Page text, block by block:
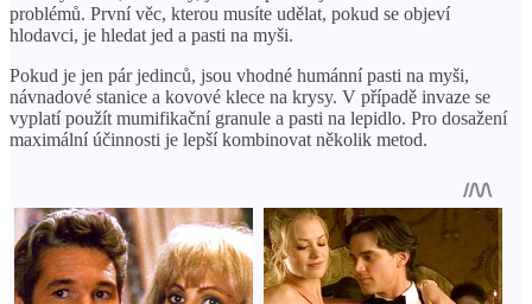
problémů. První věc, kterou musíte udělat, pokud se objeví
hlodavci, je hledat jed a pasti na myši.
Pokud je jen pár jedinců, jsou vhodné humánní pasti na myši,
návnadové stanice a kovové klece na krysy. V případě invaze se
vyplatí použít mumifikační granule a pasti na lepidlo. Pro dosažení
maximální účinnosti je lepší kombinovat několik metod.